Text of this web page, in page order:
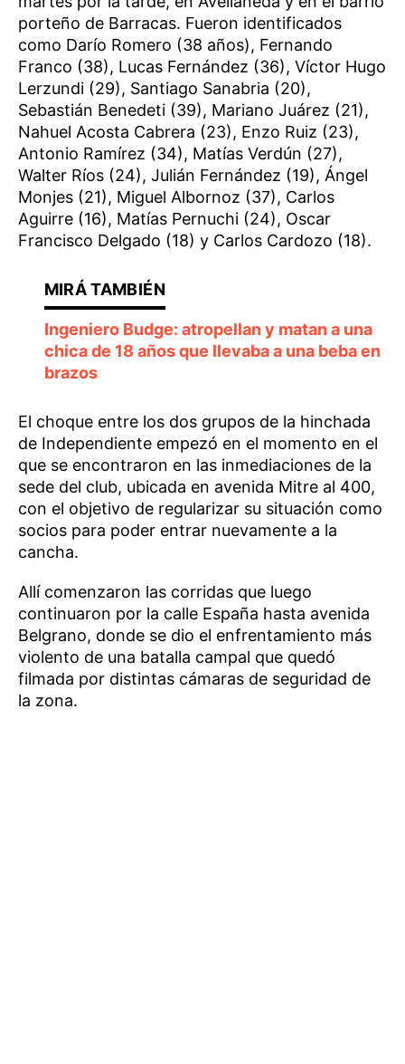
porteño de Barracas. Fueron identificados
como Darío Romero (38 años), Fernando
Franco (38), Lucas Fernández (36), Víctor Hugo
Lerzundi (29), Santiago Sanabria (20),
Sebastián Benedeti (39), Mariano Juárez (21),
Nahuel Acosta Cabrera (23), Enzo Ruiz (23),
Antonio Ramírez (34), Matías Verdún (27),
Walter Ríos (24), Julián Fernández (19), Ángel
Monjes (21), Miguel Albornoz (37), Carlos
Aguirre (16), Matías Pernuchi (24), Oscar
Francisco Delgado (18) y Carlos Cardozo (18).
Ingeniero Budge: atropellan y matan a una
chica de 18 años que llevaba a una beba en
brazos
El choque entre los dos grupos de la hinchada
de Independiente empezó en el momento en el
que se encontraron en las inmediaciones de la
sede del club, ubicada en avenida Mitre al 400,
con el objetivo de regularizar su situación como
socios para poder entrar nuevamente a la
cancha.
Allí comenzaron las corridas que luego
continuaron por la calle España hasta avenida
Belgrano, donde se dio el enfrentamiento más
violento de una batalla campal que quedó
filmada por distintas cámaras de seguridad de
la zona.